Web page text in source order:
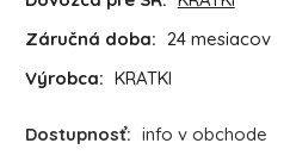
Záručná doba: 24 mesiacov
Výrobca: KRATKI
Dostupnosť: info v obchode